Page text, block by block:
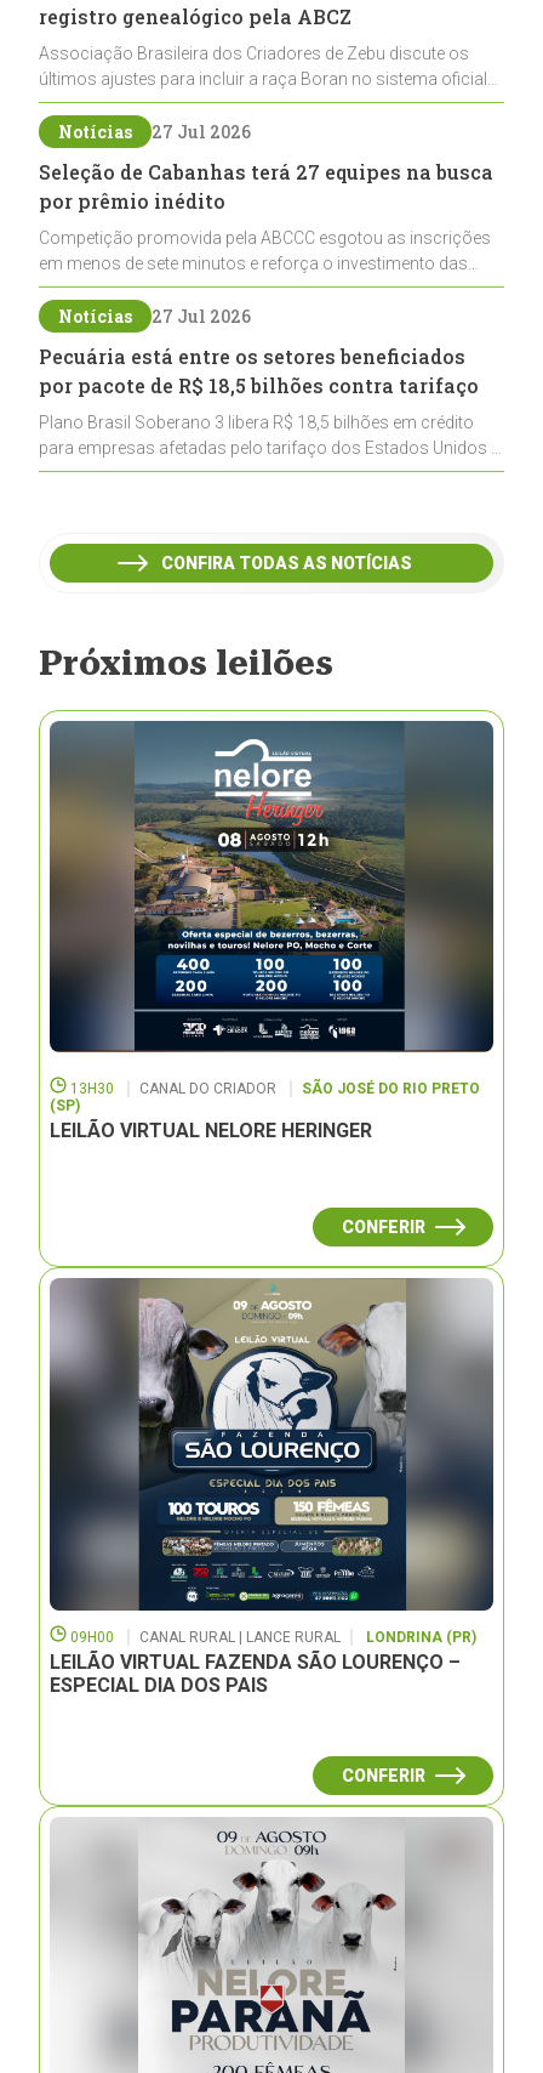
registro genealógico pela ABCZ
Associação Brasileira dos Criadores de Zebu discute os
últimos ajustes para incluir a raça Boran no sistema oficial
de registros, abrindo caminho para sua expansão na
pecuária nacional
Notícias 27 Jul 2026
Seleção de Cabanhas terá 27 equipes na busca
por prêmio inédito
Competição promovida pela ABCCC esgotou as inscrições
em menos de sete minutos e reforça o investimento das
cabanhas na seleção genética de Cavalos Crioulos voltados
ao laço
Notícias 27 Jul 2026
Pecuária está entre os setores beneficiados
por pacote de R$ 18,5 bilhões contra tarifaço
Plano Brasil Soberano 3 libera R$ 18,5 bilhões em crédito
para empresas afetadas pelo tarifaço dos Estados Unidos e
inclui a pecuária entre os setores estratégicos
CONFIRA TODAS AS NOTÍCIAS
Próximos leilões
13H30 CANAL DO CRIADOR
SÃO JOSÉ DO RIO PRETO
(SP)
LEILÃO VIRTUAL NELORE HERINGER
CONFERIR
09H00 CANAL RURAL | LANCE RURAL LONDRINA (PR)
LEILÃO VIRTUAL FAZENDA SÃO LOURENÇO –
ESPECIAL DIA DOS PAIS
CONFERIR